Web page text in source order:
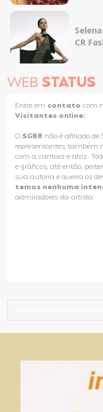
CR
WEB STATUS
Entre em contato com
Visitantes online:
O SGBR não é afiliado de
representantes, também
com a cantora e atriz.
e gráficos, até então,
sua autoria e queira os
temos nenhuma
admiradores da artista.